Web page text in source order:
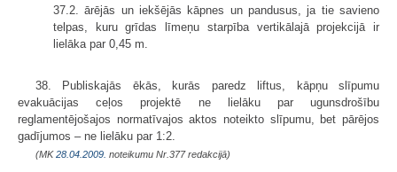
37.2. ārējās un iekšējās kāpnes un pandusus, ja tie savieno
telpas, kuru grīdas līmeņu starpība vertikālajā projekcijā ir
lielāka par 0,45 m.
38. Publiskajās ēkās, kurās paredz liftus, kāpņu slīpumu
evakuācijas ceļos projektē ne lielāku par ugunsdrošību
reglamentējošajos normatīvajos aktos noteikto slīpumu, bet pārējos
gadījumos – ne lielāku par 1:2.
(MK28.04.2009. noteikumu Nr.377 redakcijā)